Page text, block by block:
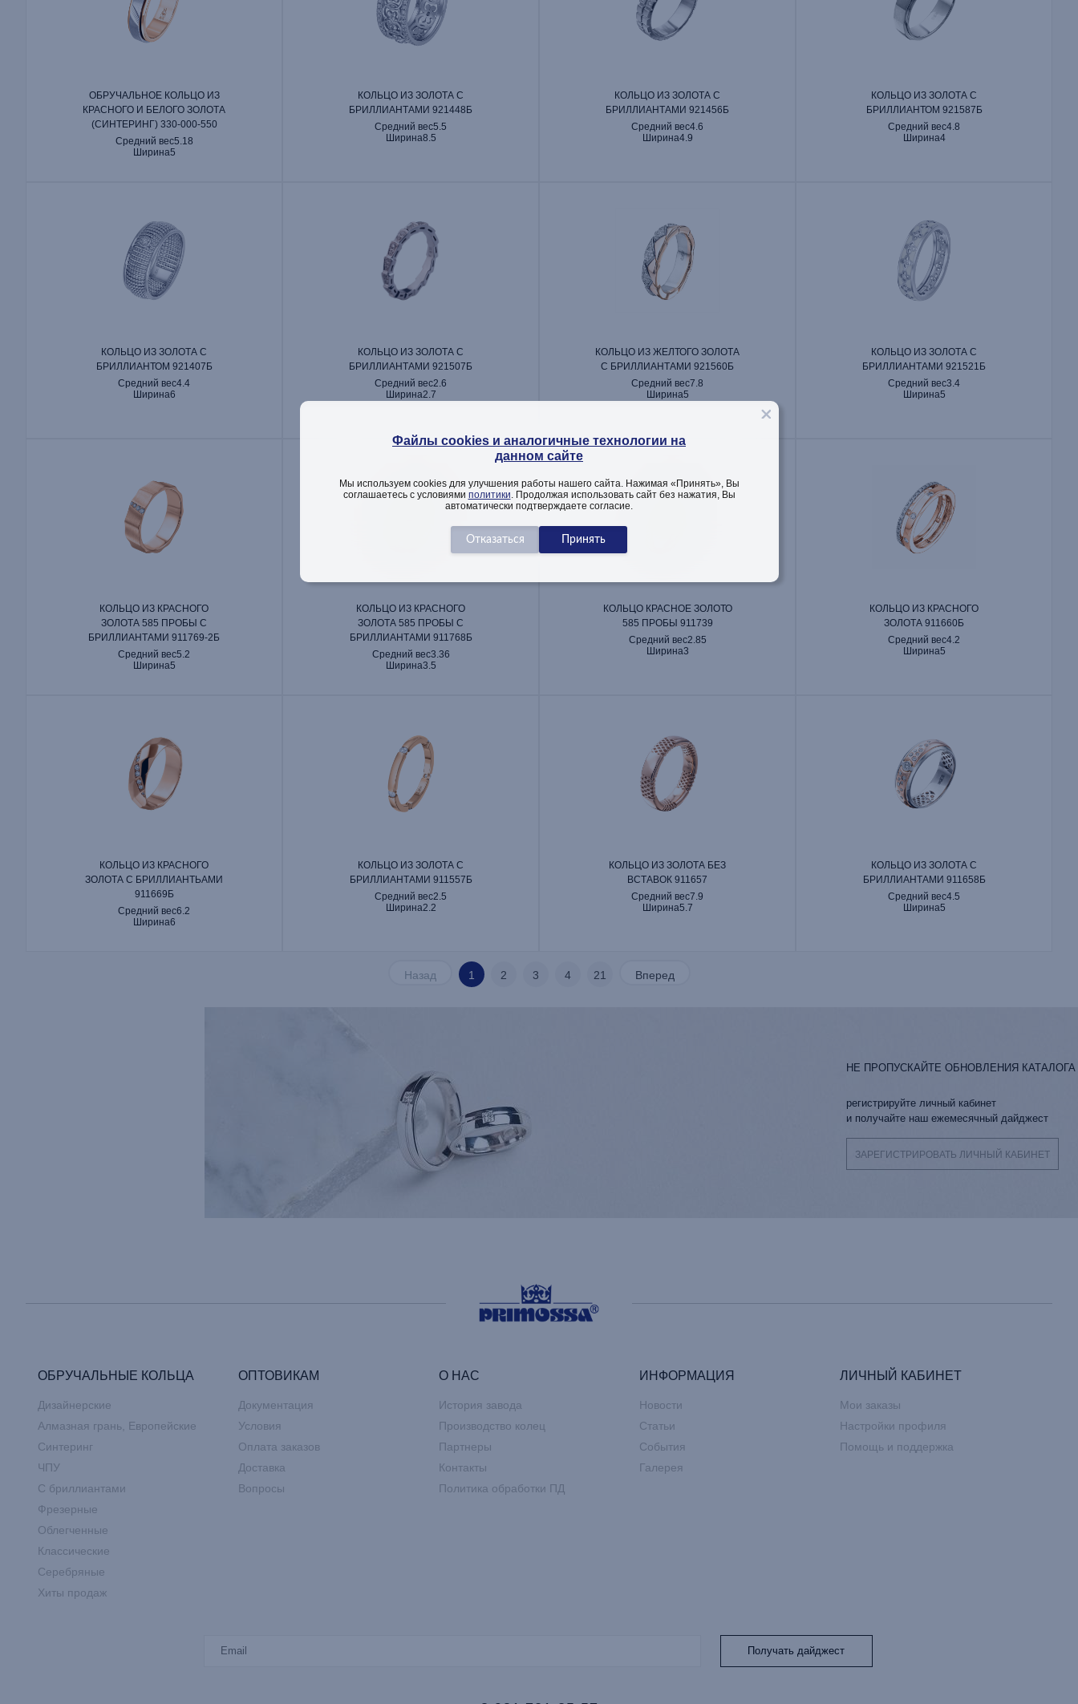
ОБРУЧАЛЬНОЕ КОЛЬЦО ИЗ
КРАСНОГО И БЕЛОГО ЗОЛОТА
(СИНТЕРИНГ) 330‑000‑550
Средний вес5.18
Ширина5
КОЛЬЦО ИЗ ЗОЛОТА С
БРИЛЛИАНТАМИ 921448Б
Средний вес5.5
Ширина8.5
КОЛЬЦО ИЗ ЗОЛОТА С
БРИЛЛИАНТАМИ 921456Б
Средний вес4.6
Ширина4.9
КОЛЬЦО ИЗ ЗОЛОТА С
БРИЛЛИАНТОМ 921587Б
Средний вес4.8
Ширина4
КОЛЬЦО ИЗ ЗОЛОТА С
БРИЛЛИАНТОМ 921407Б
Средний вес4.4
Ширина6
КОЛЬЦО ИЗ ЗОЛОТА С
БРИЛЛИАНТАМИ 921507Б
Средний вес2.6
Ширина2.7
КОЛЬЦО ИЗ ЖЕЛТОГО ЗОЛОТА
С БРИЛЛИАНТАМИ 921560Б
Средний вес7.8
Ширина5
КОЛЬЦО ИЗ ЗОЛОТА С
БРИЛЛИАНТАМИ 921521Б
Средний вес3.4
Ширина5
КОЛЬЦО ИЗ КРАСНОГО
ЗОЛОТА 585 ПРОБЫ С
БРИЛЛИАНТАМИ 911769‑2Б
Средний вес5.2
Ширина5
КОЛЬЦО ИЗ КРАСНОГО
ЗОЛОТА 585 ПРОБЫ С
БРИЛЛИАНТАМИ 911768Б
Средний вес3.36
Ширина3.5
КОЛЬЦО КРАСНОЕ ЗОЛОТО
585 ПРОБЫ 911739
Средний вес2.85
Ширина3
КОЛЬЦО ИЗ КРАСНОГО
ЗОЛОТА 911660Б
Средний вес4.2
Ширина5
КОЛЬЦО ИЗ КРАСНОГО
ЗОЛОТА С БРИЛЛИАНТЬАМИ
911669Б
Средний вес6.2
Ширина6
КОЛЬЦО ИЗ ЗОЛОТА С
БРИЛЛИАНТАМИ 911557Б
Средний вес2.5
Ширина2.2
КОЛЬЦО ИЗ ЗОЛОТА БЕЗ
ВСТАВОК 911657
Средний вес7.9
Ширина5.7
КОЛЬЦО ИЗ ЗОЛОТА С
БРИЛЛИАНТАМИ 911658Б
Средний вес4.5
Ширина5
Назад 1 2 3 4 21 Вперед
НЕ ПРОПУСКАЙТЕ ОБНОВЛЕНИЯ
регистрируйте личный кабинет
и получайте наш ежемесячный дайджест
ЗАРЕГИСТРИРОВАТЬ ЛИЧНЫЙ КАБИНЕТ
ОБРУЧАЛЬНЫЕ КОЛЬЦА
Дизайнерские
Алмазная грань, Европейские
Синтеринг
ЧПУ
С бриллиантами
Фрезерные
Облегченные
Классические
Серебряные
Хиты продаж
ОПТОВИКАМ
Документация
Условия
Оплата заказов
Доставка
Вопросы
О НАС
История завода
Производство колец
Партнеры
Контакты
Политика обработки ПД
ИНФОРМАЦИЯ
Новости
Статьи
События
Галерея
ЛИЧНЫЙ КАБИНЕТ
Мои заказы
Настройки профиля
Помощь и поддержка
Файлы cookies и аналогичные технологии на
данном сайте
Мы используем cookies для улучшения работы нашего сайта. Нажимая «Принять», Вы
соглашаетесь с условиями политики . Продолжая использовать сайт без нажатия, Вы
автоматически подтверждаете согласие.